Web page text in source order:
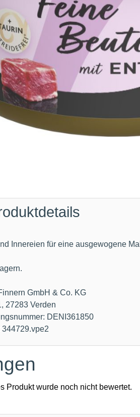
Innereien für eine ausgewogene
GmbH & Co. KG
27283 Verden
DENI361850
344729.vpe2